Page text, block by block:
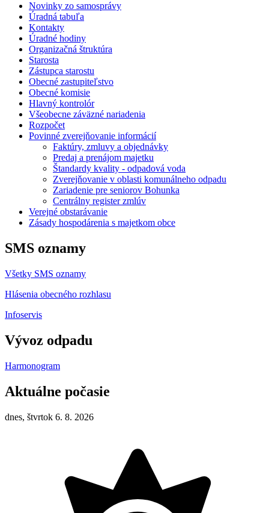
Novinky zo samosprávy
Úradná tabuľa
Kontakty
Úradné hodiny
Organizačná štruktúra
Starosta
Zástupca starostu
Obecné zastupiteľstvo
Obecné komisie
Hlavný kontrolór
Všeobecne záväzné nariadenia
Rozpočet
Povinné zverejňovanie informácií
Faktúry, zmluvy a objednávky
Predaj a prenájom majetku
Štandardy kvality - odpadová voda
Zverejňovanie v oblasti komunálneho odpadu
Zariadenie pre seniorov Bohunka
Centrálny register zmlúv
Verejné obstarávanie
Zásady hospodárenia s majetkom obce
SMS oznamy
Všetky SMS oznamy
Hlásenia obecného rozhlasu
Infoservis
Vývoz odpadu
Harmonogram
Aktuálne počasie
dnes, štvrtok 6. 8. 2026